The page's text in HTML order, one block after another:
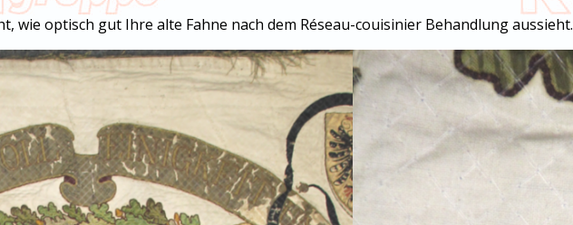
wie optisch gut Ihre alte Fahne nach dem Réseau-couisinier Behandlung aussieht.